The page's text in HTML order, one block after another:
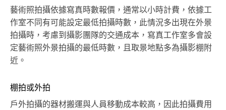
藝術照拍攝依據寫真時數報價，通常以小時計費，依據工
作室不同有可能設定最低拍攝時數，此情況多出現在外景
拍攝時，考慮到攝影團隊的交通成本，寫真工作室多會設
定藝術照外景拍攝的最低時數，且取景地點多為攝影棚附
近。
棚拍或外拍
戶外拍攝的器材搬運與人員移動成本較高，因此拍攝費用